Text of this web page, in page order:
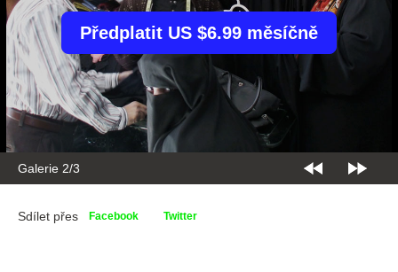
Galerie 2/3
Předplatit US $6.99 měsíčně
Sdílet přes Facebook Twitter